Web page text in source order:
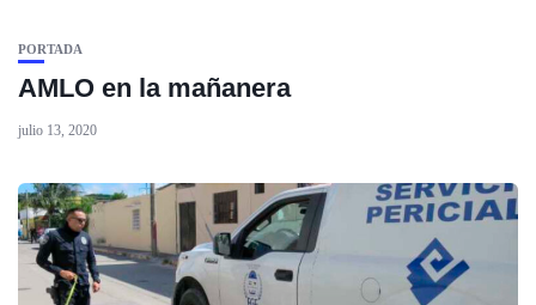
PORTADA
AMLO en la mañanera
julio 13, 2020